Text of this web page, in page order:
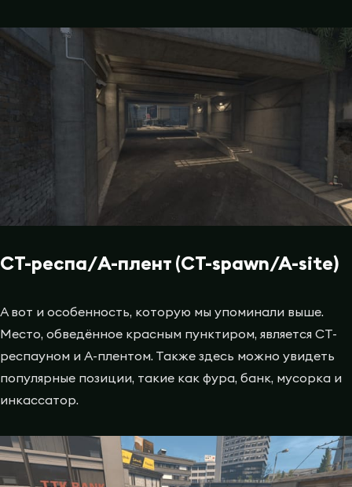
CT-респа/A-плент (CT-spawn/A-site)
А вот и особенность, которую мы упоминали выше.
Место, обведённое красным пунктиром, является СТ-
респауном и A-плентом. Также здесь можно увидеть
популярные позиции, такие как фура, банк, мусорка и
инкассатор.